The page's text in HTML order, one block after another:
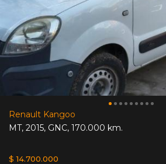
Renault Kangoo
MT, 2015, GNC, 170.000 km.
$ 14.700.000